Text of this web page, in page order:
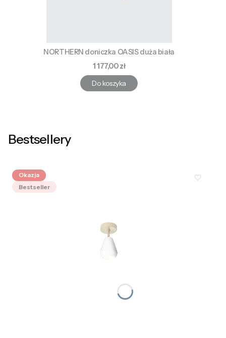
NORTHERN doniczka OASIS duża biała
Cena
1 177,00 zł
Do koszyka
Bestsellery
Okazja
Bestseller